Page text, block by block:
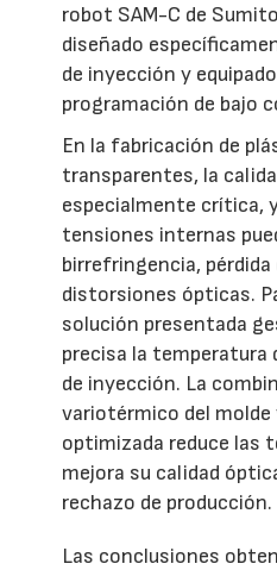
robot SAM-C de
diseñado
de inyección y
programación de bajo
En la fabricación de
transparentes, la
especialmente crítica,
tensiones internas
birrefringencia,
distorsiones ópticas.
solución presentada
precisa la temperatura
de inyección. La
variotérmico del
optimizada reduce las
mejora su calidad
rechazo de producción.
Las conclusiones